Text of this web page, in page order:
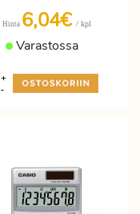
Hinta 6,04€ / kpl
Varastossa
-
+